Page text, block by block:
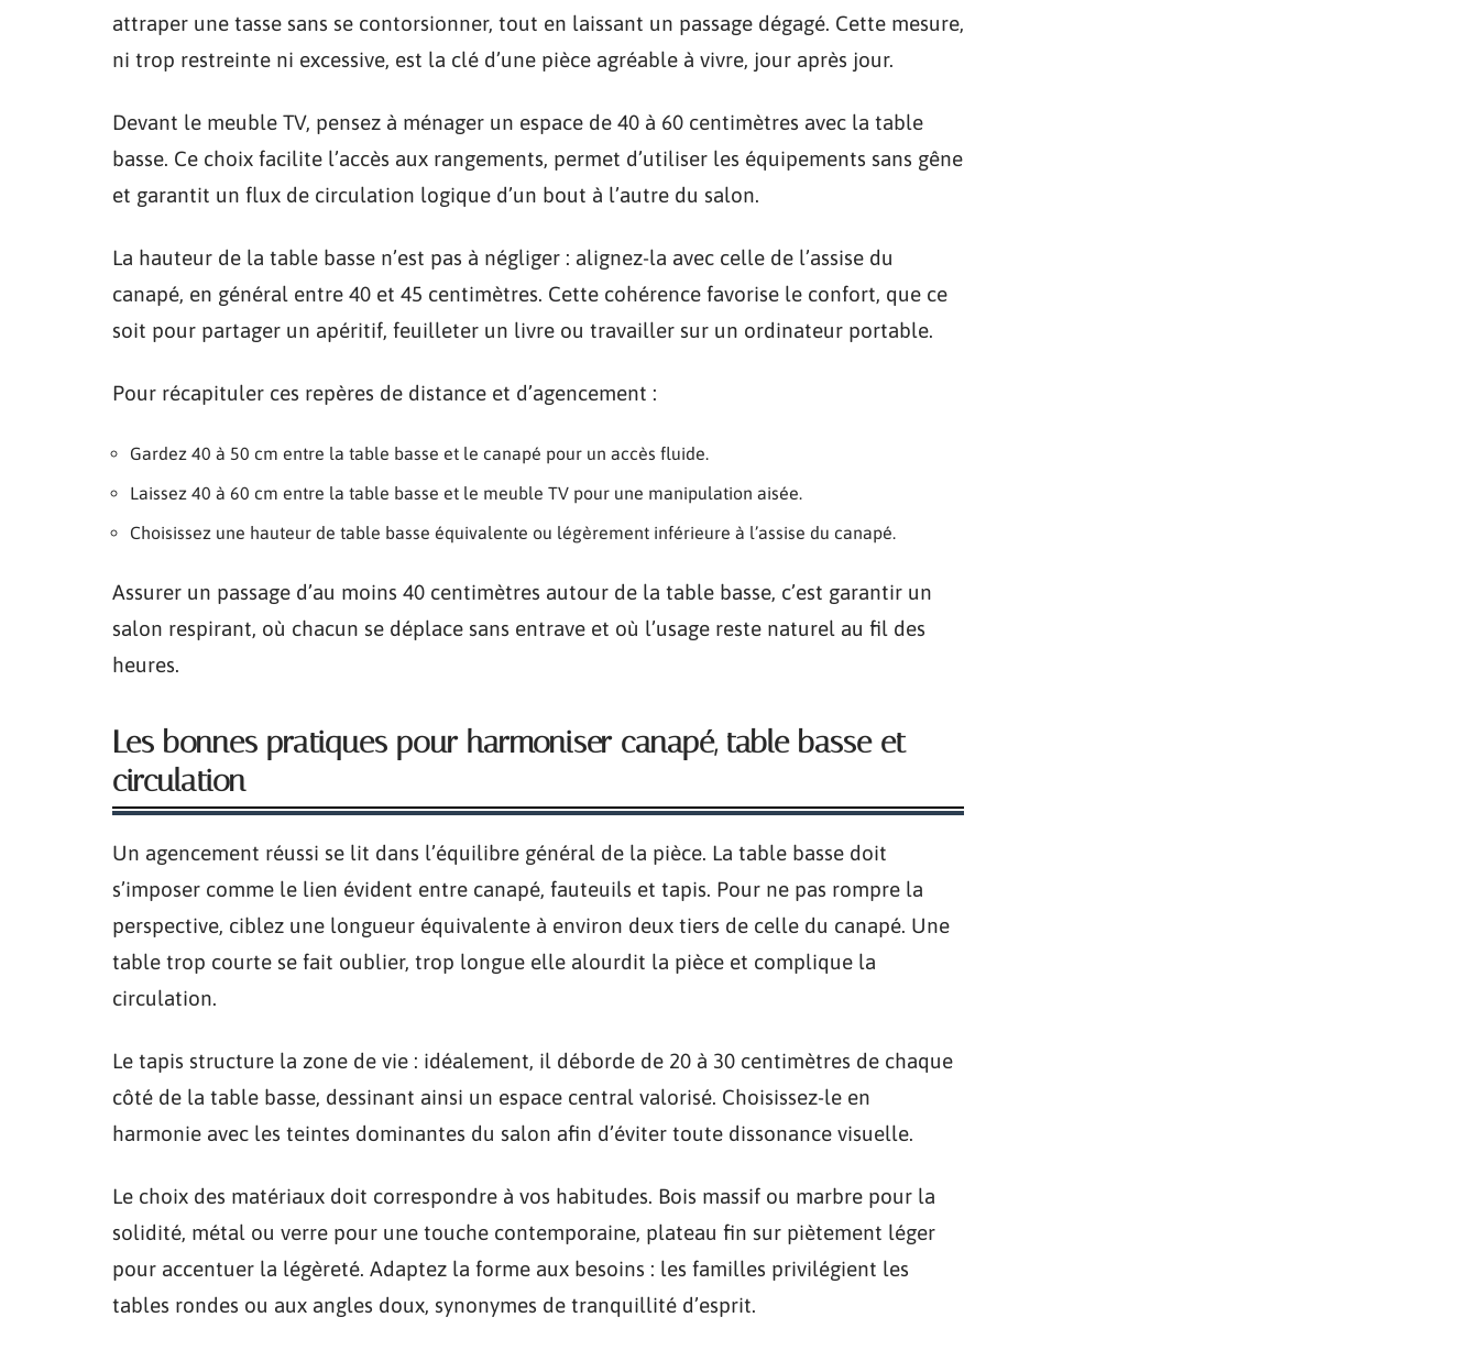
attraper une tasse sans se contorsionner, tout en laissant un passage dégagé. Cette mesure,
ni trop restreinte ni excessive, est la clé d’une pièce agréable à vivre, jour après jour.
Devant le meuble TV, pensez à ménager un espace de 40 à 60 centimètres avec la table
basse. Ce choix facilite l’accès aux rangements, permet d’utiliser les équipements sans gêne
et garantit un flux de circulation logique d’un bout à l’autre du salon.
La hauteur de la table basse n’est pas à négliger : alignez-la avec celle de l’assise du
canapé, en général entre 40 et 45 centimètres. Cette cohérence favorise le confort, que ce
soit pour partager un apéritif, feuilleter un livre ou travailler sur un ordinateur portable.
Pour récapituler ces repères de distance et d’agencement :
Gardez 40 à 50 cm entre la table basse et le canapé pour un accès fluide.
Laissez 40 à 60 cm entre la table basse et le meuble TV pour une manipulation aisée.
Choisissez une hauteur de table basse équivalente ou légèrement inférieure à l’assise du canapé.
Assurer un passage d’au moins 40 centimètres autour de la table basse, c’est garantir un
salon respirant, où chacun se déplace sans entrave et où l’usage reste naturel au fil des
heures.
Les bonnes pratiques pour harmoniser canapé, table basse et
circulation
Un agencement réussi se lit dans l’équilibre général de la pièce. La table basse doit
s’imposer comme le lien évident entre canapé, fauteuils et tapis. Pour ne pas rompre la
perspective, ciblez une longueur équivalente à environ deux tiers de celle du canapé. Une
table trop courte se fait oublier, trop longue elle alourdit la pièce et complique la
circulation.
Le tapis structure la zone de vie : idéalement, il déborde de 20 à 30 centimètres de chaque
côté de la table basse, dessinant ainsi un espace central valorisé. Choisissez-le en
harmonie avec les teintes dominantes du salon afin d’éviter toute dissonance visuelle.
Le choix des matériaux doit correspondre à vos habitudes. Bois massif ou marbre pour la
solidité, métal ou verre pour une touche contemporaine, plateau fin sur piètement léger
pour accentuer la légèreté. Adaptez la forme aux besoins : les familles privilégient les
tables rondes ou aux angles doux, synonymes de tranquillité d’esprit.